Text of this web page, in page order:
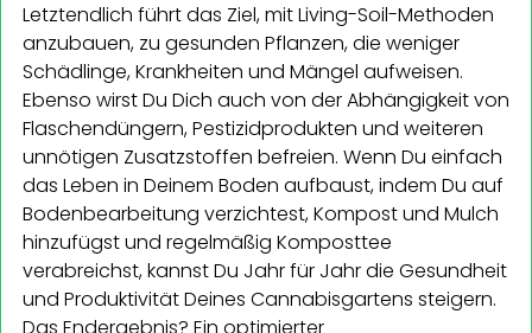
Letztendlich führt das Ziel, mit Living-Soil-Methoden
anzubauen, zu gesunden Pflanzen, die weniger
Schädlinge, Krankheiten und Mängel aufweisen.
Ebenso wirst Du Dich auch von der Abhängigkeit von
Flaschendüngern, Pestizidprodukten und weiteren
unnötigen Zusatzstoffen befreien. Wenn Du einfach
das Leben in Deinem Boden aufbaust, indem Du auf
Bodenbearbeitung verzichtest, Kompost und Mulch
hinzufügst und regelmäßig Komposttee
verabreichst, kannst Du Jahr für Jahr die Gesundheit
und Produktivität Deines Cannabisgartens steigern.